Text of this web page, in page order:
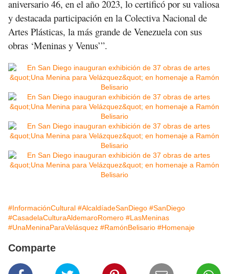
aniversario 46, en el año 2023, lo certificó por su valiosa
y destacada participación en la Colectiva Nacional de
Artes Plásticas, la más grande de Venezuela con sus
obras ‘Meninas y Venus’”.
#InformaciónCultural #AlcaldíadeSanDiego #SanDiego
#CasadelaCulturaAldemaroRomero #LasMeninas
#UnaMeninaParaVelásquez #RamónBelisario #Homenaje
Comparte